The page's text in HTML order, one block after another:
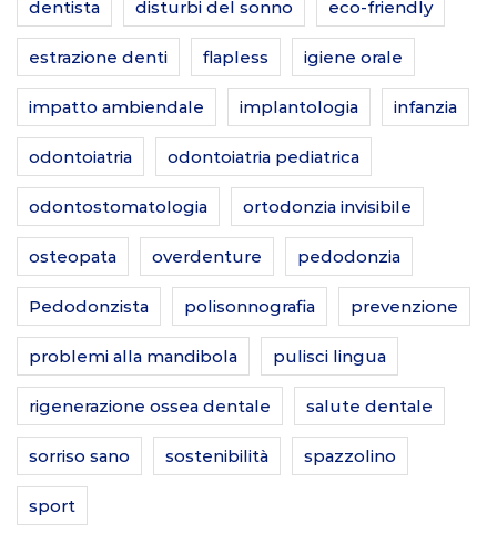
dentista disturbi del sonno eco-friendly
estrazione denti flapless igiene orale
impatto ambiendale implantologia infanzia
odontoiatria odontoiatria pediatrica
odontostomatologia ortodonzia invisibile
osteopata overdenture pedodonzia
Pedodonzista polisonnografia prevenzione
problemi alla mandibola pulisci lingua
rigenerazione ossea dentale salute dentale
sorriso sano sostenibilità spazzolino
sport